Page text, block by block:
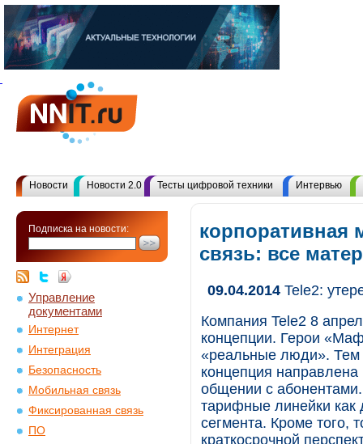
Новости Новости 2.0 Тесты цифровой техники Интервью
Подписка на новости:
Управление
документами
Интернет
Интеграция
Безопасность
Мобильная связь
Фиксированная связь
ПО
корпоративная
связь: все
09.04.2014 Tele2:
Компания Tele2 8
концепции. Герои
«реальные люди». Тем
концепция направлена
общении с
тарифные линейки как
сегмента. Кроме того,
краткосрочной